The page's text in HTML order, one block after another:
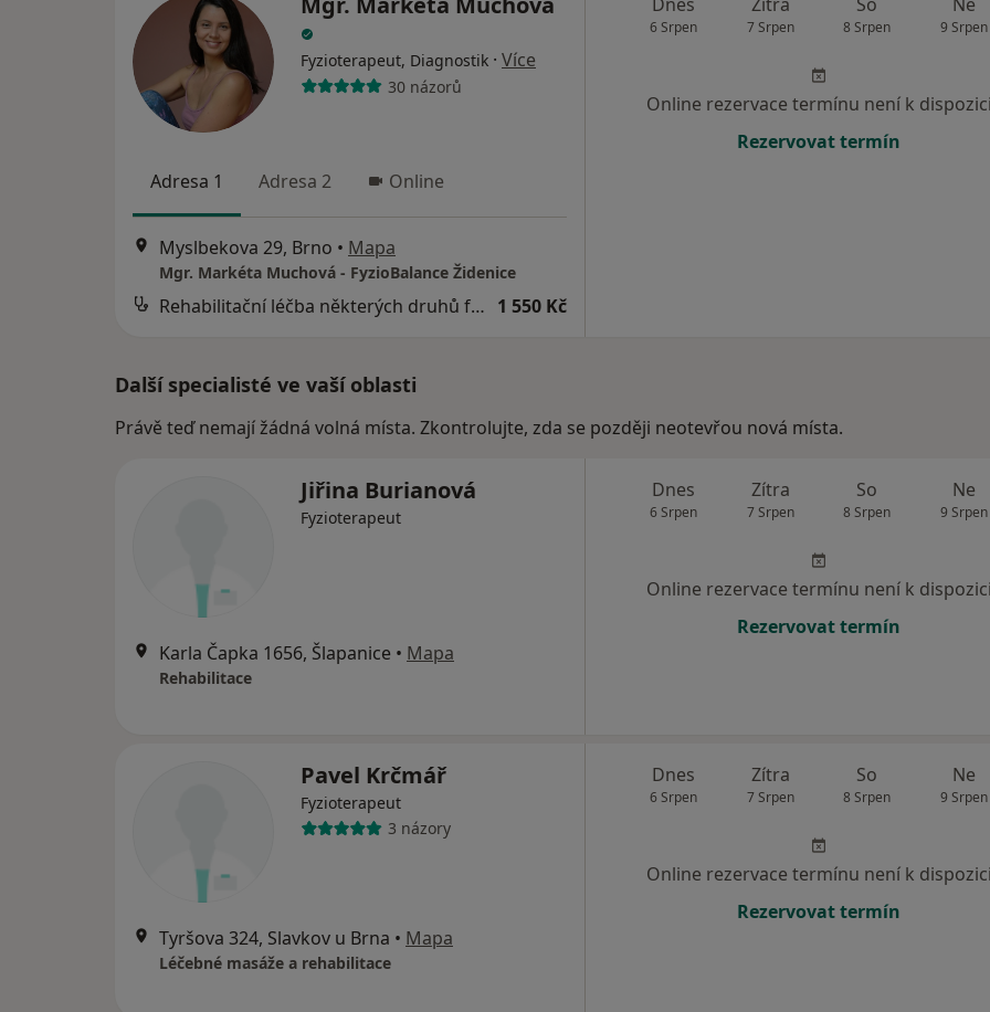
Fyzioterapeut, Diagnostik · Více
30 názorů
Adresa 1 Adresa 2 Online
Myslbekova 29, Brno • Mapa
Mgr. Markéta Muchová - FyzioBalance Židenice
Rehabilitační léčba některých druhů funkční sterility metodou L. Mojžíšové 1 550 Kč
6 Srpen 7 Srpen 8 Srpen 9 Srpen
Online rezervace termínu není k dispozici
Rezervovat termín
Další specialisté ve vaší oblasti
Právě teď nemají žádná volná místa. Zkontrolujte, zda se později neotevřou nová místa.
Jiřina Burianová
Fyzioterapeut
Karla Čapka 1656, Šlapanice • Mapa
Rehabilitace
Dnes
6 Srpen
Zítra
7 Srpen
So
8 Srpen
Ne
9 Srpen
Online rezervace termínu není k dispozici
Rezervovat termín
Pavel Krčmář
Fyzioterapeut
3 názory
Tyršova 324, Slavkov u Brna • Mapa
Léčebné masáže a rehabilitace
Dnes
6 Srpen
Zítra
7 Srpen
So
8 Srpen
Ne
9 Srpen
Online rezervace termínu není k dispozici
Rezervovat termín